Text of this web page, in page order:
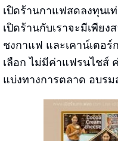
เปิดร้านกาแฟสดลงทุนเ
เปิดร้านกับเราจะมีเพียง
ชงกาแฟ และเคาน์เตอ
เลือก ไม่มีค่าแฟรนไชส์
แบ่งทางการตลาด อบร